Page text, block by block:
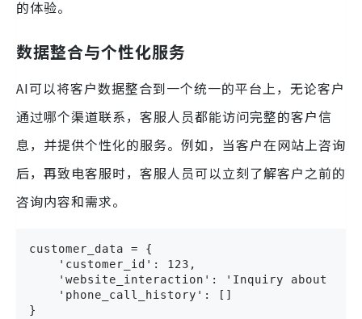
的体验。
数据整合与个性化服务
AI可以将客户数据整合到一个统一的平台上，无论客户
通过哪个渠道联系，客服人员都能访问完整的客户信
息，并提供个性化的服务。例如，当客户在网站上咨询
后，再致电客服时，客服人员可以立刻了解客户之前的
咨询内容和需求。
customer_data = {
    'customer_id': 123,
'website_interaction': 'Inquiry about
    'phone_call_history': []
}